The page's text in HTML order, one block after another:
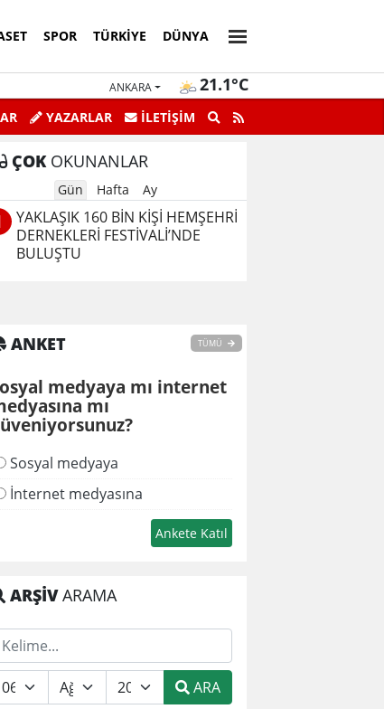
SPOR TÜRKIYE DÜNYA
ANKARA 21.1°C
YAZARLAR İLETİŞİM
ÇOKOKUNANLAR
Gün Hafta Ay
YAKLAŞIK 160 BİN KİŞİ HEMŞEHRİ
DERNEKLERİ FESTİVALİ’NDE
BULUŞTU
ANKET TÜMÜ
medyaya mı internet
mı
Sosyal medyaya
İnternet medyasına
ARŞİVARAMA
ARA